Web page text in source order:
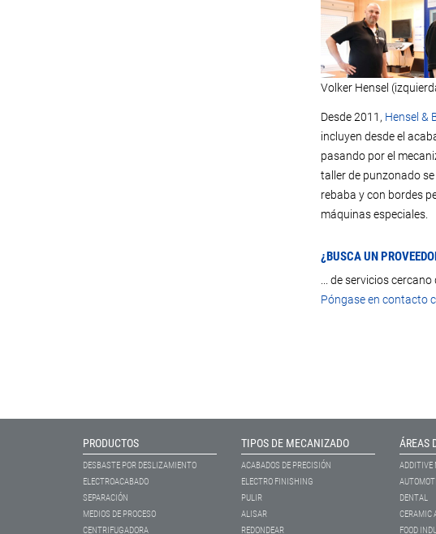
Volker Hensel
Desde 2011, Hensel &
incluyen desde el
pasando por el
taller de punzonado
rebaba y con bordes
máquinas especiales.
¿BUSCA UN
... de servicios
Póngase en contacto
PRODUCTOS
DESBASTE POR DESLIZAMIENTO
ELECTROACABADO
SEPARACIÓN
MEDIOS DE PROCESO
CENTRIFUGADORA
TIPOS DE MECANIZADO
ACABADOS DE PRECISIÓN
ELECTRO FINISHING
PULIR
ALISAR
REDONDEAR
ÁREAS
ADDITIVE
DENTAL
CERAMIC
FOOD